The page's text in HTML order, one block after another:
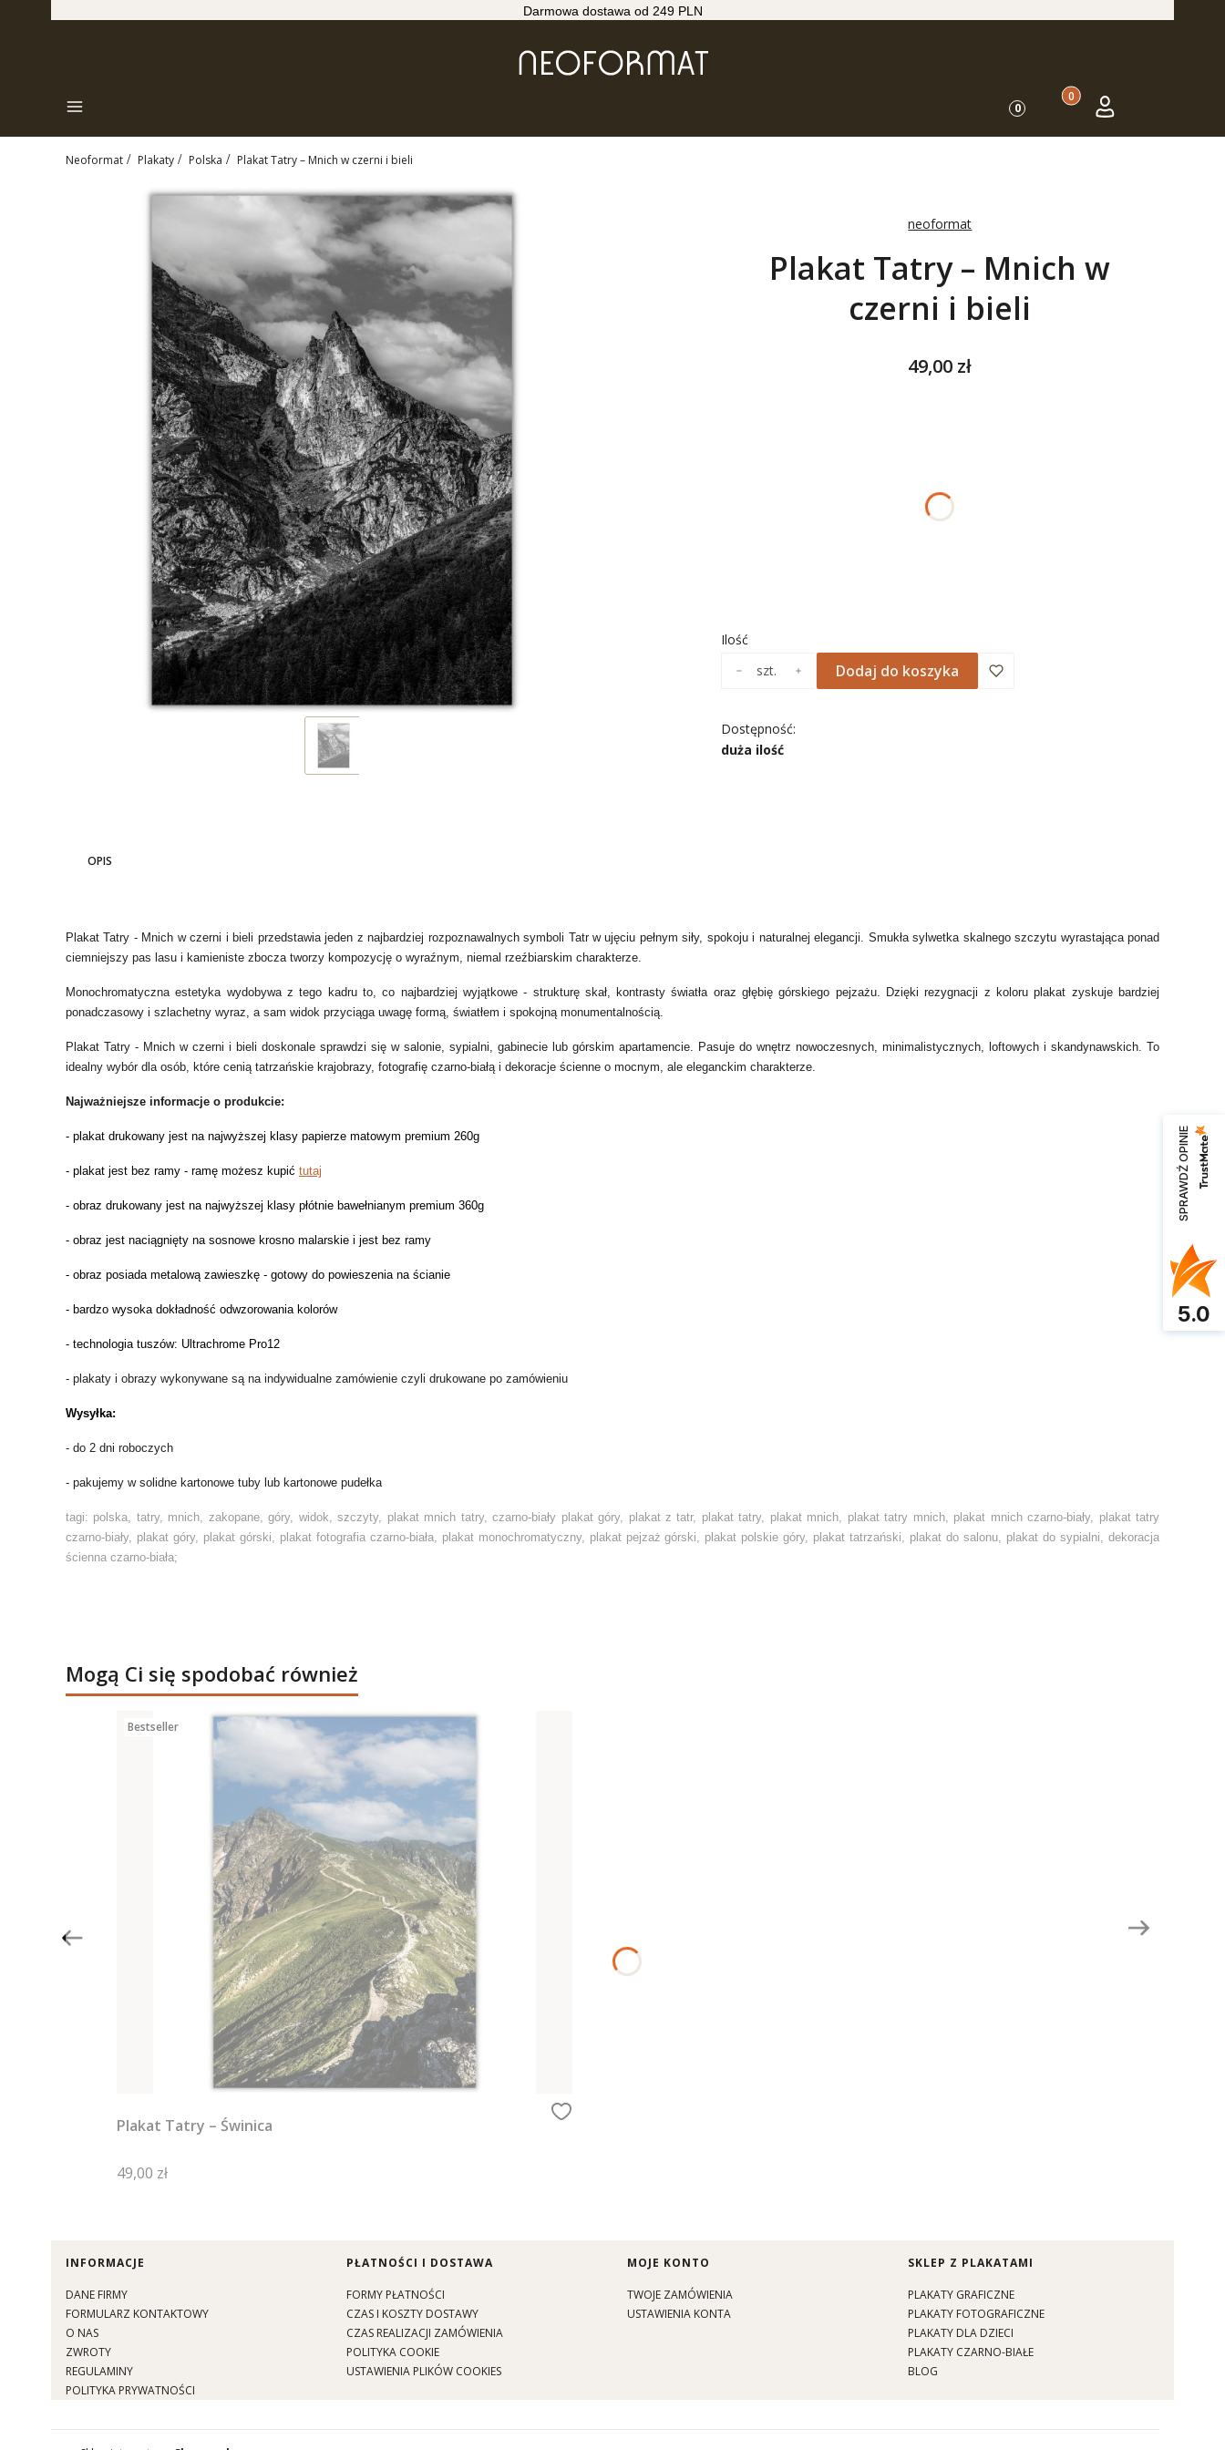
Darmowa dostawa od 249 PLN
Menu 0 Produkty w koszyku: 0.
Koszyk Zaloguj się
Neoformat Plakaty Polska Plakat Tatry – Mnich w czerni i bieli
neoformat
Plakat Tatry – Mnich w
czerni i bieli
Cena
49,00 zł
Ilość
szt.
Dodaj do koszyka
Dostępność:
duża ilość
OPIS
Plakat Tatry - Mnich w czerni i bieli przedstawia jeden z najbardziej rozpoznawalnych symboli Tatr w ujęciu pełnym siły, spokoju i naturalnej elegancji. Smukła sylwetka skalnego szczytu wyrastająca ponad
ciemniejszy pas lasu i kamieniste zbocza tworzy kompozycję o wyraźnym, niemal rzeźbiarskim charakterze.
Monochromatyczna estetyka wydobywa z tego kadru to, co najbardziej wyjątkowe - strukturę skał, kontrasty światła oraz głębię górskiego pejzażu. Dzięki rezygnacji z koloru plakat zyskuje bardziej
ponadczasowy i szlachetny wyraz, a sam widok przyciąga uwagę formą, światłem i spokojną monumentalnością.
Plakat Tatry - Mnich w czerni i bieli doskonale sprawdzi się w salonie, sypialni, gabinecie lub górskim apartamencie. Pasuje do wnętrz nowoczesnych, minimalistycznych, loftowych i skandynawskich. To
idealny wybór dla osób, które cenią tatrzańskie krajobrazy, fotografię czarno-białą i dekoracje ścienne o mocnym, ale eleganckim charakterze.
Najważniejsze informacje o produkcie:
- plakat drukowany jest na najwyższej klasy papierze matowym premium 260g
- plakat jest bez ramy - ramę możesz kupić tutaj
- obraz drukowany jest na najwyższej klasy płótnie bawełnianym premium 360g
- obraz jest naciągnięty na sosnowe krosno malarskie i jest bez ramy
- obraz posiada metalową zawieszkę - gotowy do powieszenia na ścianie
- bardzo wysoka dokładność odwzorowania kolorów
- technologia tuszów: Ultrachrome Pro12
- plakaty i obrazy wykonywane są na indywidualne zamówienie czyli drukowane po zamówieniu
Wysyłka:
- do 2 dni roboczych
- pakujemy w solidne kartonowe tuby lub kartonowe pudełka
tagi: polska, tatry, mnich, zakopane, góry, widok, szczyty, plakat mnich tatry, czarno-biały plakat góry, plakat z tatr, plakat tatry, plakat mnich, plakat tatry mnich, plakat mnich czarno-biały, plakat tatry
czarno-biały, plakat góry, plakat górski, plakat fotografia czarno-biała, plakat monochromatyczny, plakat pejzaż górski, plakat polskie góry, plakat tatrzański, plakat do salonu, plakat do sypialni, dekoracja
ścienna czarno-biała;
Mogą Ci się spodobać również
Bestseller
Plakat Tatry – Świnica
Cena
49,00 zł
Linki w stopce
INFORMACJE
DANE FIRMY
FORMULARZ KONTAKTOWY
O NAS
ZWROTY
REGULAMINY
POLITYKA PRYWATNOŚCI
PŁATNOŚCI I DOSTAWA
FORMY PŁATNOŚCI
CZAS I KOSZTY DOSTAWY
CZAS REALIZACJI ZAMÓWIENIA
POLITYKA COOKIE
USTAWIENIA PLIKÓW COOKIES
MOJE KONTO
TWOJE ZAMÓWIENIA
USTAWIENIA KONTA
SKLEP Z PLAKATAMI
PLAKATY GRAFICZNE
PLAKATY FOTOGRAFICZNE
PLAKATY DLA DZIECI
PLAKATY CZARNO-BIAŁE
BLOG
SPRAWDŹ OPINIE
5.0